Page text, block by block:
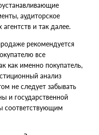
аудиторское
и так далее.
рекомендуется
все
как именно покупатель,
анализ
не следует забывать
и государственной
соответствующим